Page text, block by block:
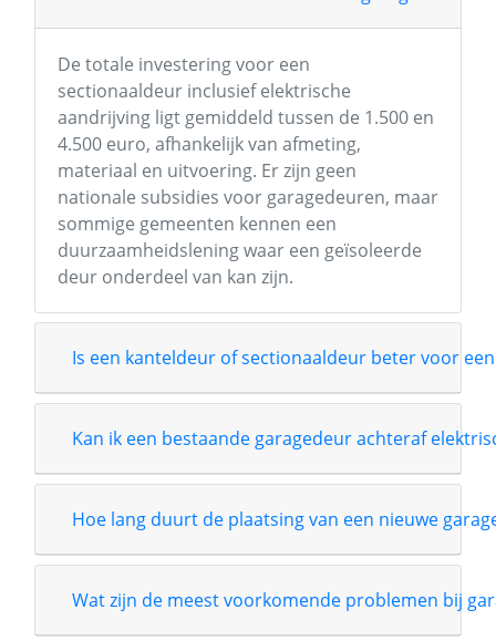
De totale investering voor een
sectionaaldeur inclusief elektrische
aandrijving ligt gemiddeld tussen de 1.500 en
4.500 euro, afhankelijk van afmeting,
materiaal en uitvoering. Er zijn geen
nationale subsidies voor garagedeuren, maar
sommige gemeenten kennen een
duurzaamheidslening waar een geïsoleerde
deur onderdeel van kan zijn.
Is een kanteldeur of sectionaaldeur beter voor
Kan ik een bestaande garagedeur achteraf
Hoe lang duurt de plaatsing van een nieuwe
Wat zijn de meest voorkomende problemen bij